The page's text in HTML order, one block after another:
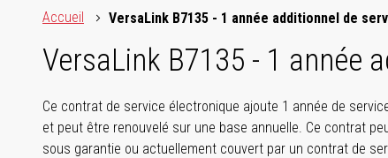
Accueil
VersaLink B7135 - 1 année additionnel de
VersaLink B7135 - 1 année
Ce contrat de service électronique ajoute 1 année de
et peut être renouvelé sur une base annuelle. Ce contrat
sous garantie ou actuellement couvert par un contrat de